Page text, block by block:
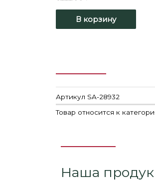
В корзину
Артикул SA-28932
Товар относится к
Наша